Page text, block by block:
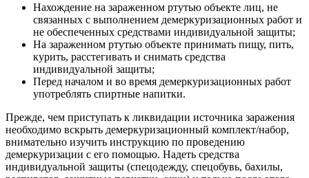
Нахождение на зараженном ртутью объекте лиц, не
связанных с выполнением демеркуризационных работ и
не обеспеченных средствами индивидуальной защиты;
На зараженном ртутью объекте принимать пищу, пить,
курить, расстегивать и снимать средства
индивидуальной защиты;
Перед началом и во время демеркуризационных работ
употреблять спиртные напитки.
Прежде, чем приступать к ликвидации источника заражения
необходимо вскрыть демеркуризационный комплект/набор,
внимательно изучить инструкцию по проведению
демеркуризации с его помощью. Надеть средства
индивидуальной защиты (спецодежду, спецобувь, бахилы,